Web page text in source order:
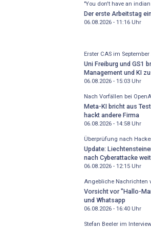
"You don't have an
Der erste Arbeitstag
06.08.2026 - 11:16Uhr
Erster CAS im September
Uni Freiburg und GS1
Management und KI
06.08.2026 - 15:03Uhr
Nach Vorfällen bei
Meta-KI bricht aus
hackt andere Firma
06.08.2026 - 14:58Uhr
Überprüfung nach
Update:
nach Cyberattacke
06.08.2026 - 12:15Uhr
Angebliche Nachrichten
Vorsicht vor "Hallo-
und Whatsapp
06.08.2026 - 16:40Uhr
Stefan Beeler im Interview